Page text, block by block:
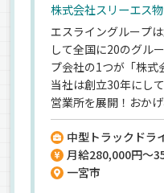
株式会社スリーエス
エスライングループ
して全国に20のグル
プ会社の1つが「株式
当社は創立30年にし
営業所を展開！おか
え、着実に成長して
プとしての安定した
見据えて安心して働
てくれる社長と、何
中型トラックドラ
月給280,000円～
一宮市